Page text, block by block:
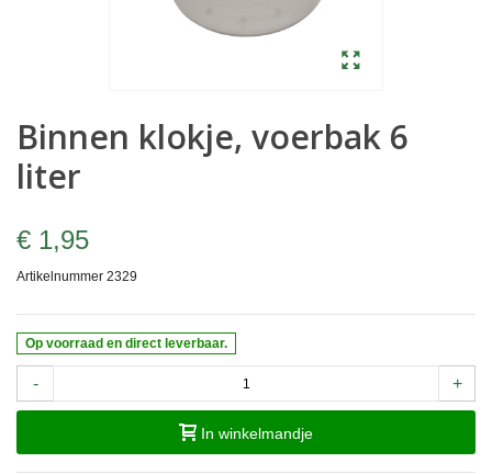
Binnen klokje, voerbak 6
liter
€ 1,95
Artikelnummer 2329
Op voorraad en direct leverbaar.
- +
In winkelmandje